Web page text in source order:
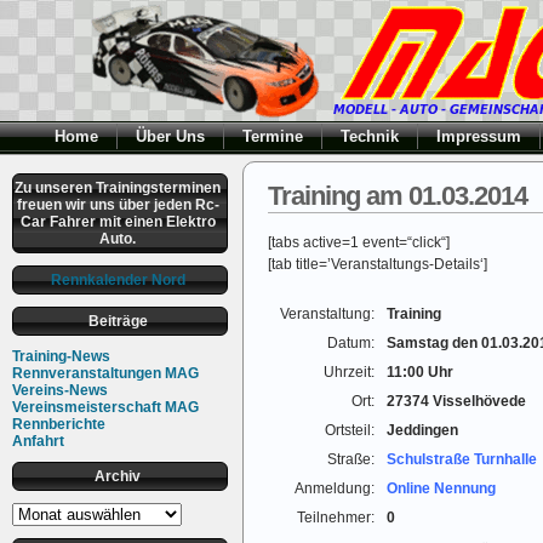
Home Über Uns Termine Technik Impressum
Zu unseren Trainingsterminen
freuen wir uns über jeden Rc-
Car Fahrer mit einen Elektro
Auto.
Rennkalender Nord
Beiträge
Training-News
Rennveranstaltungen MAG
Vereins-News
Vereinsmeisterschaft MAG
Rennberichte
Anfahrt
Archiv
Archiv
Training am 01.03.2014
[tabs active=1 event=“click“]
[tab title=’Veranstaltungs-Details‘]
Veranstaltung:
Training
Datum:
Samstag den
Uhrzeit:
11:00 Uhr
Ort:
27374 Visselhövede
Ortsteil:
Jeddingen
Straße:
Schulstraße Turnhalle
Anmeldung:
Online Nennung
Teilnehmer:
0